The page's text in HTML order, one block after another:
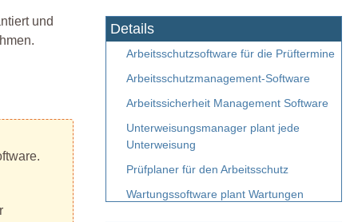
und
Details
Arbeitsschutzsoftware für die Prüftermine
Arbeitsschutzmanagement-Software
Arbeitssicherheit Management Software
Unterweisungsmanager plant jede
Unterweisung
Prüfplaner für den Arbeitsschutz
Wartungssoftware plant Wartungen